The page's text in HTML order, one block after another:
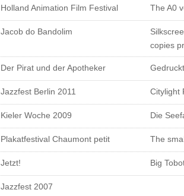
Holland Animation Film Festival The A0
Jacob do Bandolim
copies
Der Pirat und der Apotheker
Jazzfest Berlin 2011 Citylight
Kieler Woche 2009 Die
Plakatfestival Chaumont petit The
Jetzt! Big
Jazzfest 2007